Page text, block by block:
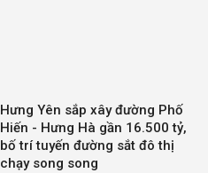
Hưng Yên sắp xây đường Phố
Hiến - Hưng Hà gần 16.500 tỷ,
bố trí tuyến đường sắt đô thị
chạy song song